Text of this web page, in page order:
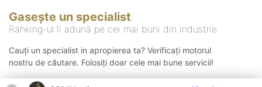
Gasește un specialist
Ranking-ul îi adună pe cei mai buni din industrie
Cauți un specialist in apropierea ta? Verificați motorul
nostru de căutare. Folosiți doar cele mai bune servicii!